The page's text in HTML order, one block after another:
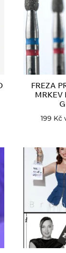
FREZA
MRKEV
199 Kč